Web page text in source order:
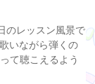
のレッスン風景で
いながら弾くの
て聴こえるよう